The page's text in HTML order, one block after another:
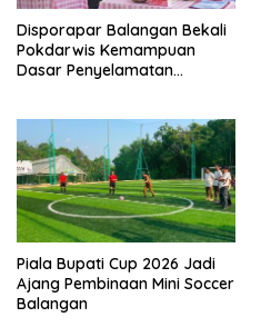
Disporapar Balangan Bekali
Pokdarwis Kemampuan
Dasar Penyelamatan
Piala Bupati Cup 2026 Jadi
Ajang Pembinaan Mini Soccer
Balangan